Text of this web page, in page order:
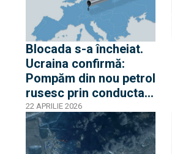
Blocada s-a încheiat.
Ucraina confirmă:
Pompăm din nou petrol
rusesc prin conducta
Drujba
22 APRILIE 2026